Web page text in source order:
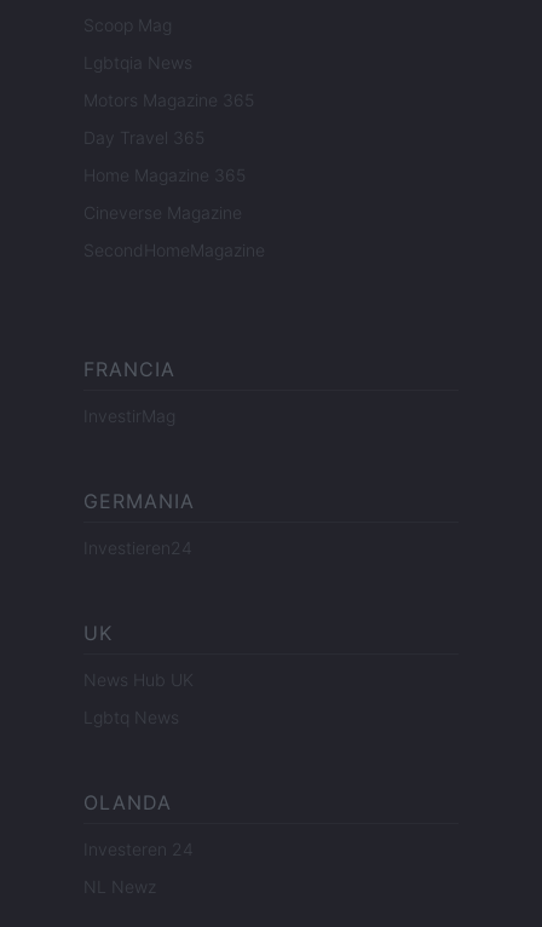
Scoop Mag
Lgbtqia News
Motors Magazine 365
Day Travel 365
Home Magazine 365
Cineverse Magazine
SecondHomeMagazine
FRANCIA
InvestirMag
GERMANIA
Investieren24
UK
News Hub UK
Lgbtq News
OLANDA
Investeren 24
NL Newz